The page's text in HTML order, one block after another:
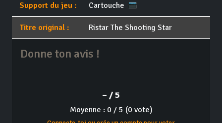
Support du jeu : Cartouche
Titre original : Ristar The Shooting Star
Donne ton avis !
– / 5
Moyenne : 0 / 5 (0 vote)